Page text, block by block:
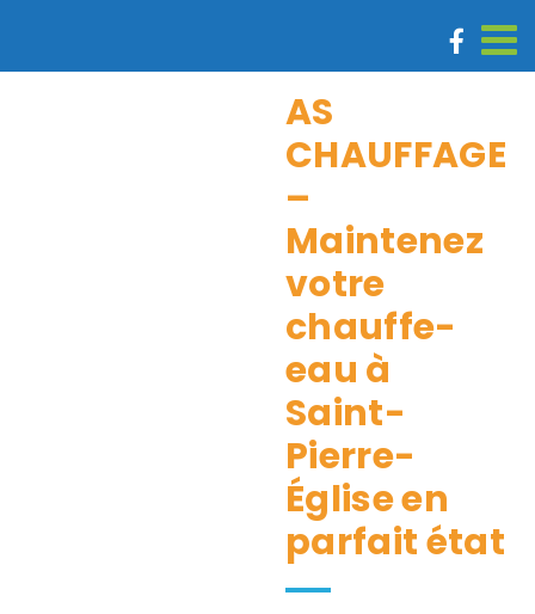
contenu
AS
CHAUFFAGE
–
Maintenez
votre
chauffe-
eau à
Saint-
Pierre-
Église en
parfait état